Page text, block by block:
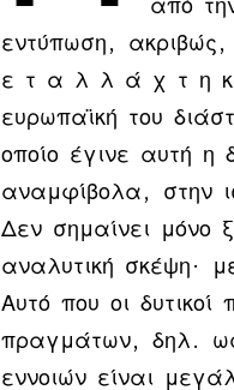
από
εντύπωση, ακριβώς,
ε τ α λ λ ά χ τ η κ
ευρωπαϊκή του
οποίο έγινε αυτή η
αναμφίβολα, στην
Δεν σημαίνει μόνο
αναλυτική
Αυτό που οι
πραγμάτων, δηλ.
εννοιών είναι